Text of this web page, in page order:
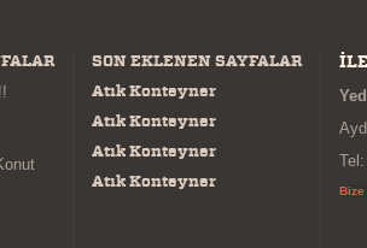
SON EKLENEN SAYFALAR
Atık Konteyner
Atık Konteyner
Atık Konteyner
Atık Konteyner
Bize